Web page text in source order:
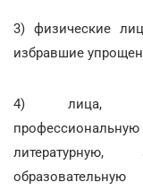
3) физические
избравшие
4) лица,
литературную,